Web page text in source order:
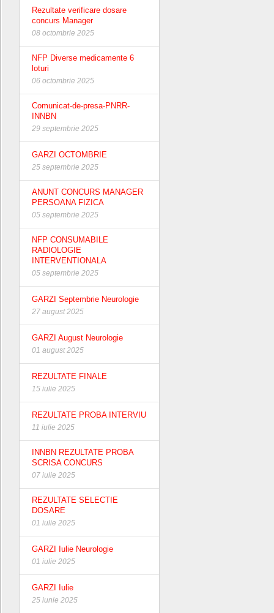
Rezultate verificare dosare
concurs Manager
08 octombrie 2025
NFP Diverse medicamente 6
loturi
06 octombrie 2025
Comunicat-de-presa-PNRR-
INNBN
29 septembrie 2025
GARZI OCTOMBRIE
25 septembrie 2025
ANUNT CONCURS MANAGER
PERSOANA FIZICA
05 septembrie 2025
NFP CONSUMABILE
RADIOLOGIE
INTERVENTIONALA
05 septembrie 2025
GARZI Septembrie Neurologie
27 august 2025
GARZI August Neurologie
01 august 2025
REZULTATE FINALE
15 iulie 2025
REZULTATE PROBA INTERVIU
11 iulie 2025
INNBN REZULTATE PROBA
SCRISA CONCURS
07 iulie 2025
REZULTATE SELECTIE
DOSARE
01 iulie 2025
GARZI Iulie Neurologie
01 iulie 2025
GARZI Iulie
25 iunie 2025